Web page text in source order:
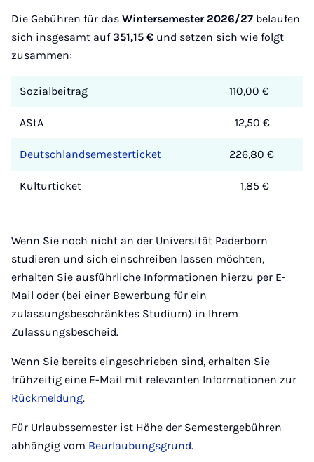
Die Gebühren für das Wintersemester 2026/27 belaufen
sich insgesamt auf351,15 € und setzen sich wie folgt
zusammen:
Sozialbeitrag 110,00 €
AStA 12,50 €
Deutschlandsemesterticket 226,80 €
Kulturticket 1,85 €
Wenn Sie noch nicht an der Universität Paderborn
studieren und sich einschreiben lassen möchten,
erhalten Sie ausführliche Informationen hierzu per E-
Mail oder (bei einer Bewerbung für ein
zulassungsbeschränktes Studium) in Ihrem
Zulassungsbescheid.
Wenn Sie bereits eingeschrieben sind, erhalten Sie
frühzeitig eine E-Mail mit relevanten Informationen zur
Rückmeldung.
Für Urlaubssemester ist Höhe der Semestergebühren
abhängig vom Beurlaubungsgrund.